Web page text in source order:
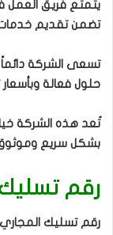
يتمتع فريق العمل
تضمن تقديم خدمات
تسعى الشركة
حلول فعالة وبأسعار
تُعد هذه الشركة
بشكل سريع
رقم
رقم تسليك المجاري